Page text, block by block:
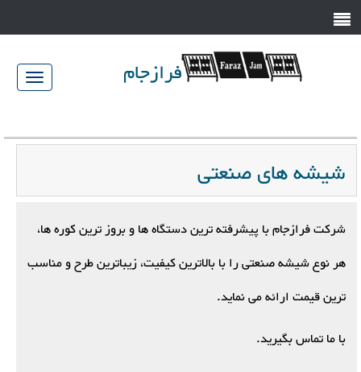
34583446/7
فرازجام
شیشه های صنعتی
شرکت فرازجام با پیشرفته ترین دستگاه ها و بروز ترین کوره ها،
هر نوع شیشه صنعتی را با بالاترین کیفیت، زیباترین طرح و مناسب
ترین قیمت ارائه می نماید.
با ما تماس بگیرید.